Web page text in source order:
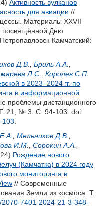
Активность вулканов
для авиации //
Материалы XXVII
посвящённой Дню
Камчатский:
Д.В. Бриль А.А.
Л.С.
Королев С.П.
в 2023–2024 гг. по
в информационной
проблемы дистанционного
21, № 3. С. 94-103. doi:
103
Мельников Д.В.
И.М. Сорокин А.А.
Рождение нового
(Камчатка) в 2024 году
мониторинга в
// Современные
Земли из космоса. Т.
2070-7401-2024-21-3-348-